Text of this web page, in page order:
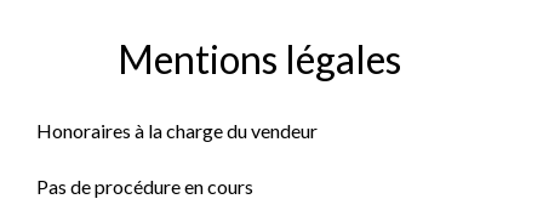
Mentions légales
Honoraires à la charge du vendeur
Pas de procédure en cours